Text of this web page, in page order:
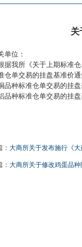
关
单位：
我所《关于上期标准仓
仓单交易的挂盘基准价
种标准仓单交易的挂盘
种标准仓单交易的挂盘
大商所关于发布施行《
大商所关于修改鸡蛋品